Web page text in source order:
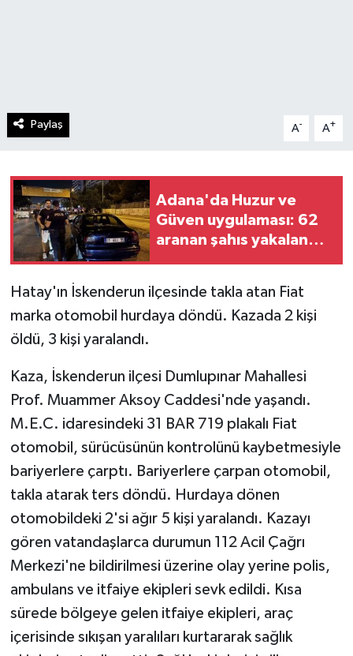
Paylaş A- A+
Adana'da Huzur ve
Güven uygulaması: 62
aranan şahıs yakalandı,
Hatay'ın İskenderun ilçesinde takla atan Fiat
marka otomobil hurdaya döndü. Kazada 2 kişi
öldü, 3 kişi yaralandı.
Kaza, İskenderun ilçesi Dumlupınar Mahallesi
Prof. Muammer Aksoy Caddesi'nde yaşandı.
M.E.C. idaresindeki 31 BAR 719 plakalı Fiat
otomobil, sürücüsünün kontrolünü kaybetmesiyle
bariyerlere çarptı. Bariyerlere çarpan otomobil,
takla atarak ters döndü. Hurdaya dönen
otomobildeki 2'si ağır 5 kişi yaralandı. Kazayı
gören vatandaşlarca durumun 112 Acil Çağrı
Merkezi'ne bildirilmesi üzerine olay yerine polis,
ambulans ve itfaiye ekipleri sevk edildi. Kısa
sürede bölgeye gelen itfaiye ekipleri, araç
içerisinde sıkışan yaralıları kurtararak sağlık